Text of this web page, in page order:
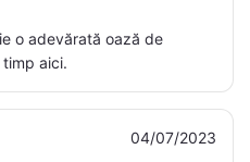
o adevărată oază de
aici.
04/07/2023